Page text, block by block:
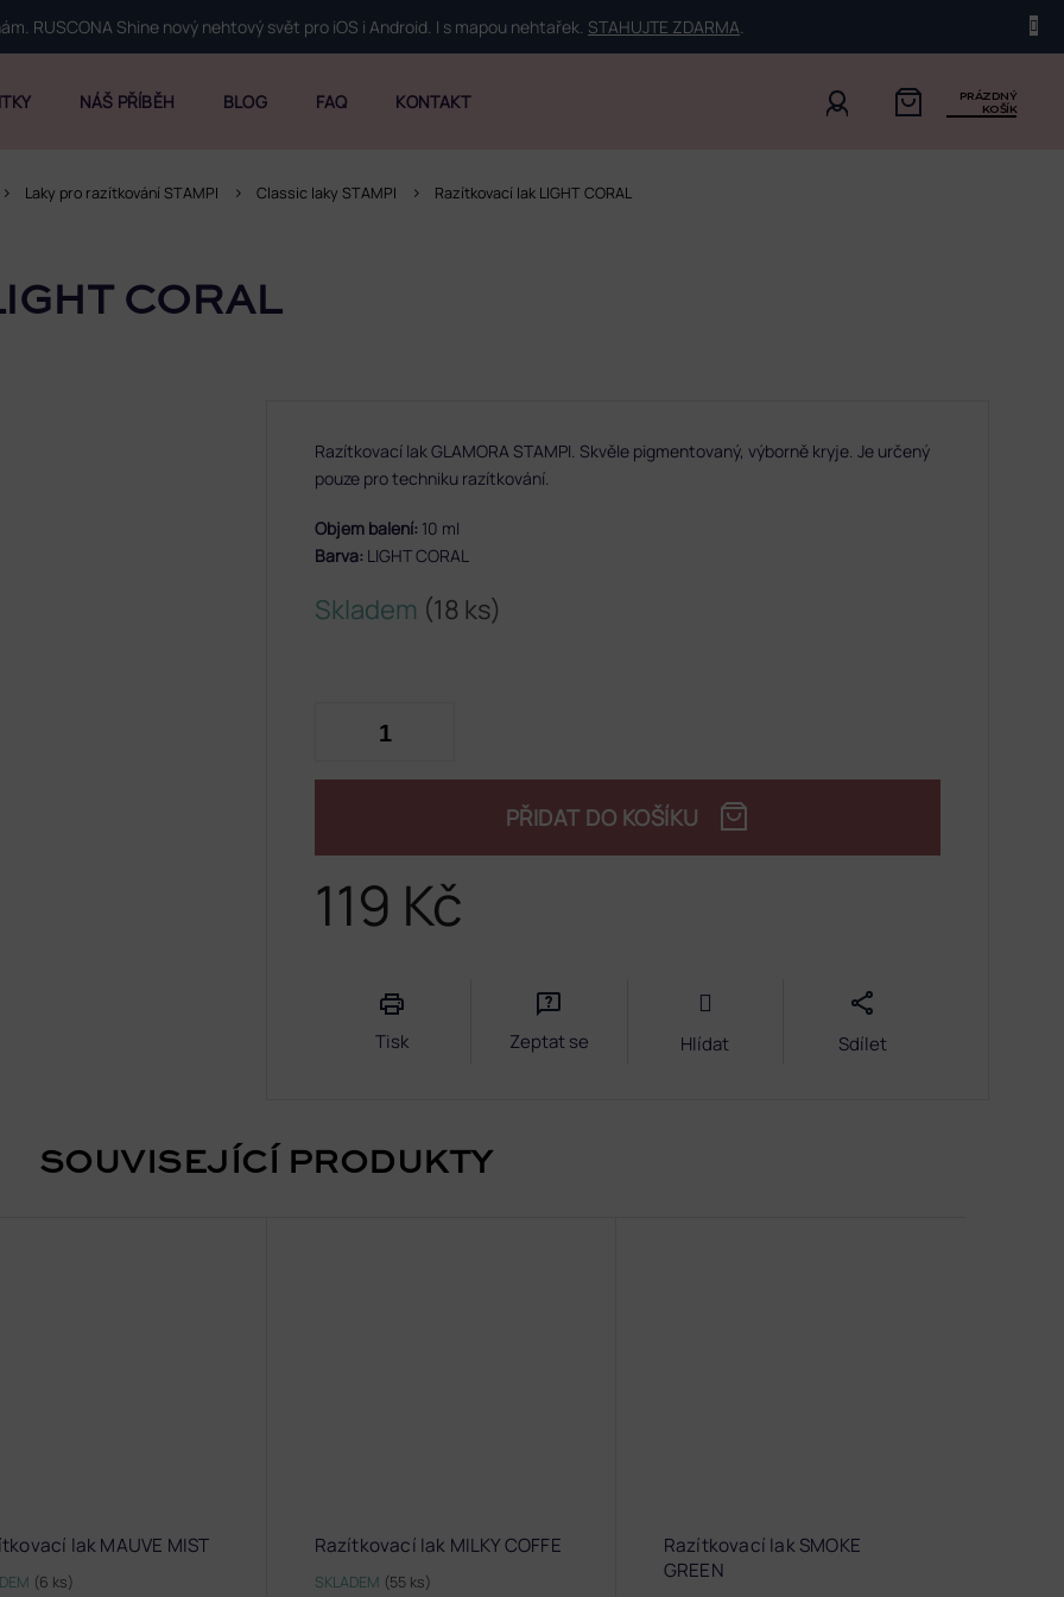
RUSCONA Shine nový nehtový svět pro iOS i Android. I s mapou nehtařek. STAHUJTE ZDARMA.
PRÁZDNÝ
KOŠÍK
NÁŠ PŘÍBĚH BLOG FAQ KONTAKT
Laky pro razítkování STAMPI Classic laky STAMPI Razítkovací lak LIGHT CORAL
CORAL
119 Kč
Skladem (18 ks)
PŘIDAT DO KOŠÍKU
Razítkovací lak GLAMORA STAMPI. Skvěle pigmentovaný, výborně kryje. Je určený
pouze pro techniku razítkování.
Objem balení: 10 ml
Barva: LIGHT CORAL
Tisk Zeptat se Hlídat Sdílet
SOUVISEJÍCÍ PRODUKTY
lak MAUVE MIST
(6 ks)
Razítkovací lak MILKY COFFE
SKLADEM (55 ks)
Razítkovací lak SMOKE
GREEN